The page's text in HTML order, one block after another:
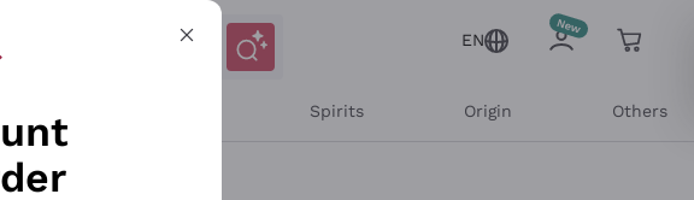
EN
Spirits Origin Others